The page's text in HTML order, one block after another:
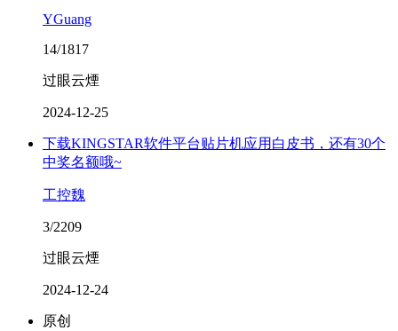
YGuang
14/1817
过眼云煙
2024-12-25
下载KINGSTAR软件平台贴片机应用白皮书，还有30个
中奖名额哦~
工控魏
3/2209
过眼云煙
2024-12-24
原创